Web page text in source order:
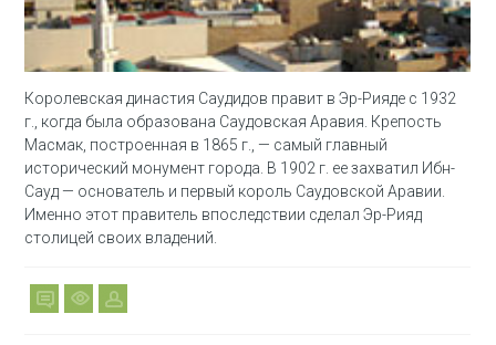
Королевская династия Саудидов правит в Эр-Рияде с 1932
г., когда была образована Саудовская Аравия. Крепость
Масмак, построенная в 1865 г., — самый главный
исторический монумент города. В 1902 г. ее захватил Ибн-
Сауд — основатель и первый король Саудовской Аравии.
Именно этот правитель впоследствии сделал Эр-Рияд
столицей своих владений.